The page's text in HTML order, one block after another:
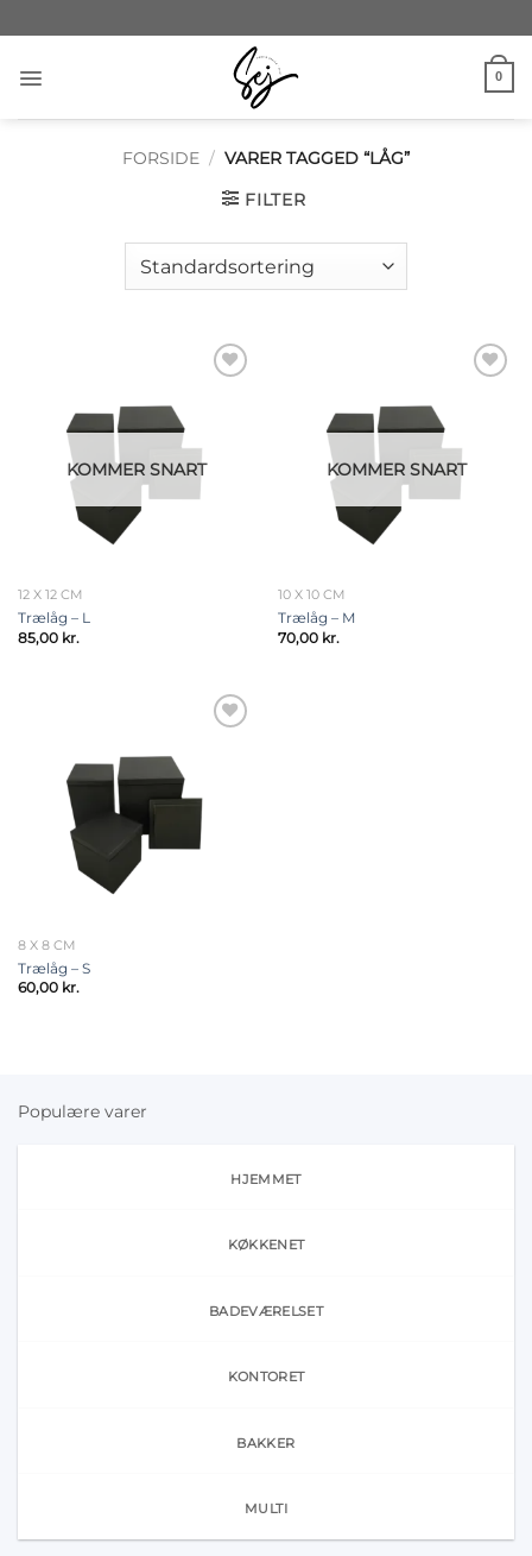
til
0
FORSIDE / VARER TAGGED “LÅG”
FILTER
KOMMER SNART
12 X 12 CM
Trælåg – L
85,00 kr.
KOMMER SNART
10 X 10 CM
Trælåg – M
70,00 kr.
8 X 8 CM
Trælåg – S
60,00 kr.
Populære varer
HJEMMET
KØKKENET
BADEVÆRELSET
KONTORET
BAKKER
MULTI